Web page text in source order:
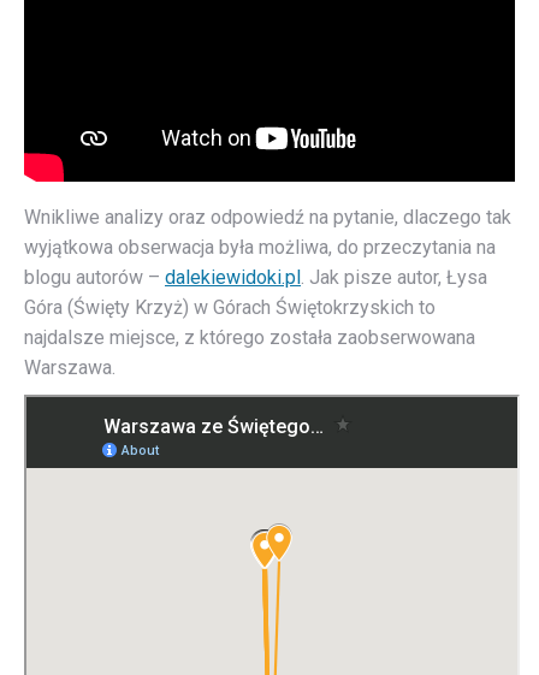
Wnikliwe analizy oraz odpowiedź na pytanie, dlaczego tak
wyjątkowa obserwacja była możliwa, do przeczytania na
blogu autorów – dalekiewidoki.pl . Jak pisze autor, Łysa
Góra (Święty Krzyż) w Górach Świętokrzyskich to
najdalsze miejsce, z którego została zaobserwowana
Warszawa.